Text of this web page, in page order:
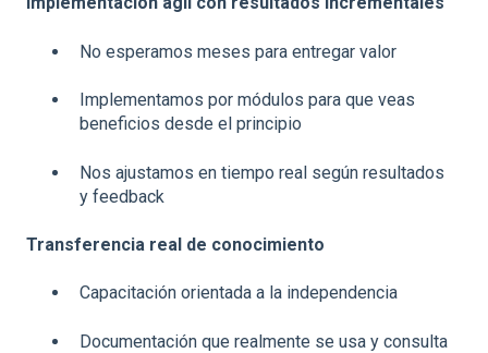
No esperamos meses para entregar valor
Implementamos por módulos para que veas
beneficios desde el principio
Nos ajustamos en tiempo real según resultados
y feedback
Transferencia real de conocimiento
Capacitación orientada a la independencia
Documentación que realmente se usa y consulta